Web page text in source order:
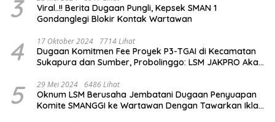
3
Viral..!! Berita Dugaan Pungli, Kepsek SMAN 1
Gondanglegi Blokir Kontak Wartawan
4 17 Oktober 2024 7714 Lihat
Dugaan Komitmen Fee Proyek P3-TGAI di Kecamatan
Sukapura dan Sumber, Probolinggo: LSM JAKPRO Akan
5 29 Mei 2024 6486 Lihat
Oknum LSM Berusaha Jembatani Dugaan Penyuapan
Komite SMANGGI ke Wartawan Dengan Tawarkan Iklan